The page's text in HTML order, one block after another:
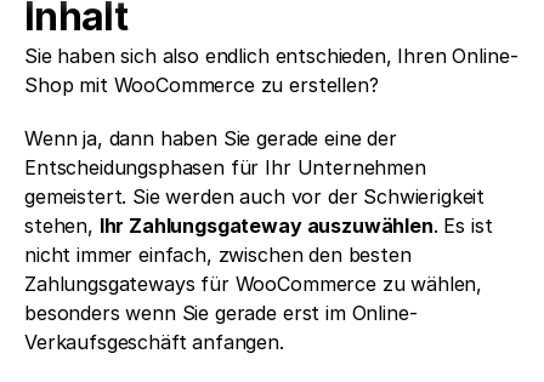
Inhalt
Sie haben sich also endlich entschieden, Ihren Online-
Shop mit WooCommerce zu erstellen?
Wenn ja, dann haben Sie gerade eine der
Entscheidungsphasen für Ihr Unternehmen
gemeistert. Sie werden auch vor der Schwierigkeit
stehen, Ihr Zahlungsgateway auszuwählen. Es ist
nicht immer einfach, zwischen den besten
Zahlungsgateways für WooCommerce zu wählen,
besonders wenn Sie gerade erst im Online-
Verkaufsgeschäft anfangen.